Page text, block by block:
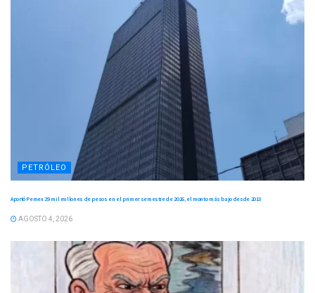
PETRÓLEO
Aportó Pemex 29 mil millones de pesos en el primer semestre de 2026, el monto más bajo desde 2013
AGOSTO 4, 2026